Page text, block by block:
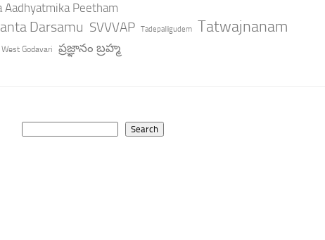
Aadhyatmika Peetham
Darsamu SVVVAP Tadepalligudem Tatwajnanam
West Godavari ప్రజ్ఞానం బ్రహ్మ
Search